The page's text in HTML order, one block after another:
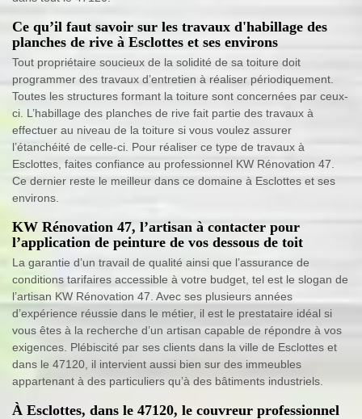
Ce qu’il faut savoir sur les travaux d'habillage des
planches de rive à Esclottes et ses environs
Tout propriétaire soucieux de la solidité de sa toiture doit
programmer des travaux d’entretien à réaliser périodiquement.
Toutes les structures formant la toiture sont concernées par ceux-
ci. L’habillage des planches de rive fait partie des travaux à
effectuer au niveau de la toiture si vous voulez assurer
l’étanchéité de celle-ci. Pour réaliser ce type de travaux à
Esclottes, faites confiance au professionnel KW Rénovation 47.
Ce dernier reste le meilleur dans ce domaine à Esclottes et ses
environs.
KW Rénovation 47, l’artisan à contacter pour
l’application de peinture de vos dessous de toit
La garantie d’un travail de qualité ainsi que l’assurance de
conditions tarifaires accessible à votre budget, tel est le slogan de
l’artisan KW Rénovation 47. Avec ses plusieurs années
d’expérience réussie dans le métier, il est le prestataire idéal si
vous êtes à la recherche d’un artisan capable de répondre à vos
exigences. Plébiscité par ses clients dans la ville de Esclottes et
dans le 47120, il intervient aussi bien sur des immeubles
appartenant à des particuliers qu’à des bâtiments industriels.
À Esclottes, dans le 47120, le couvreur professionnel